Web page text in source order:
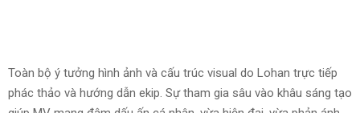
Toàn bộ ý tưởng hình ảnh và cấu trúc visual do Lohan trực tiếp
phác thảo và hướng dẫn ekip. Sự tham gia sâu vào khâu sáng tạo